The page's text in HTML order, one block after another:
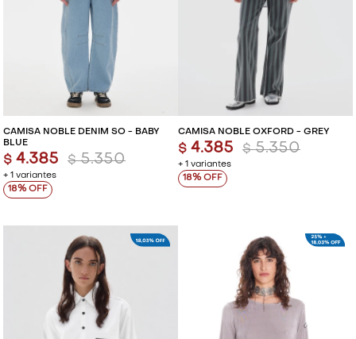
CAMISA NOBLE DENIM SO - BABY
BLUE
+ 1 variantes
$ 4.385 $ 5.350
18
CAMISA NOBLE OXFORD - GREY
+ 1 variantes
$ 4.385 $ 5.350
18